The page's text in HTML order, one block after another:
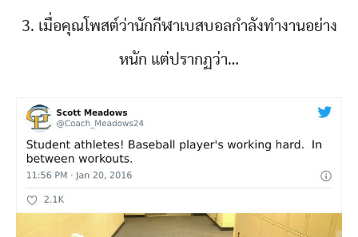
3. เมื่อคุณโพสต์ว่านักกีฬาเบสบอลกำลังทำงานอย่าง
หนัก แต่ปรากฏว่า…